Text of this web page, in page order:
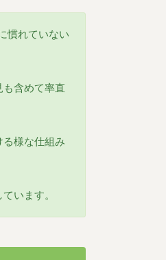
慣れていない
含めて率直
様な仕組み
います。